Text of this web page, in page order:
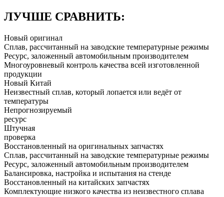
ЛУЧШЕ СРАВНИТЬ:
Новый оригинал
Сплав, рассчитанный на заводские температурные режимы
Ресурс, заложенный автомобильным производителем
Многоуровневый контроль качества всей изготовленной
продукции
Новый Китай
Неизвестный сплав, который лопается или ведёт от
температуры
Непрогнозируемый
ресурс
Штучная
проверка
Восстановленный на оригинальных запчастях
Сплав, рассчитанный на заводские температурные режимы
Ресурс, заложенный автомобильным производителем
Балансировка, настройка и испытания на стенде
Восстановленный на китайских запчастях
Комплектующие низкого качества из неизвестного сплава